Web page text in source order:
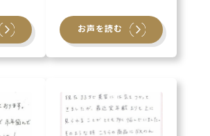
お声を読む